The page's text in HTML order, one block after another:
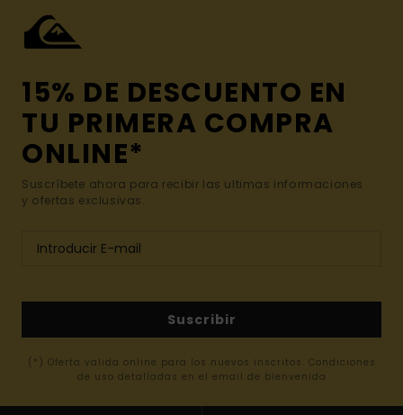
15% DE DESCUENTO EN
TU PRIMERA COMPRA
ONLINE*
Suscríbete ahora para recibir las ultimas informaciones
y ofertas exclusivas.
Suscribir
(*) Oferta valida online para los nuevos inscritos. Condiciones
de uso detalladas en el email de bienvenida